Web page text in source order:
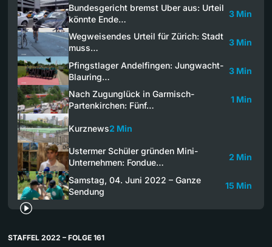
Bundesgericht bremst Uber aus: Urteil
könnte Ende…
3 Min
Wegweisendes Urteil für Zürich: Stadt
muss…
3 Min
Pfingstlager Andelfingen: Jungwacht-
Blauring…
3 Min
Nach Zugunglück in Garmisch-
Partenkirchen: Fünf…
1 Min
Kurznews2 Min
Ustermer Schüler gründen Mini-
Unternehmen: Fondue…
2 Min
Samstag, 04. Juni 2022 – Ganze
Sendung
15 Min
STAFFEL 2022 – FOLGE 161